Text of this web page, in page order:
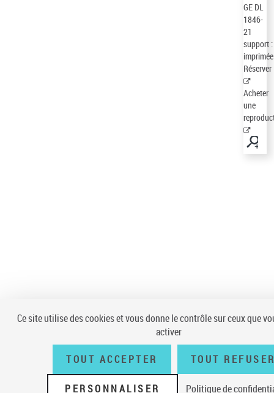
GE DL
1846-
21
support :
imprimée
Réserver
Acheter
une
Ce site utilise des cookies et vous donne le contrôle sur ceux que
activer
TOUT ACCEPTER TOUT
PERSONNALISER Politique de